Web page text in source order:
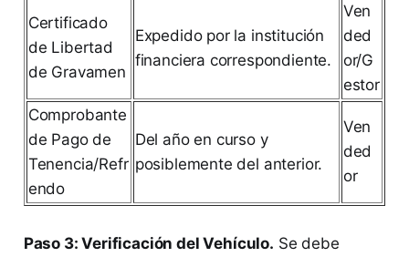
Certificado
de Libertad
de Gravamen
Expedido por la institución
financiera correspondiente.
Ven
ded
or/G
estor
Comprobante
de Pago de
Tenencia/Refr
endo
Del año en curso y
posiblemente del anterior.
Ven
ded
or
Paso 3: Verificación del Vehículo. Se debe